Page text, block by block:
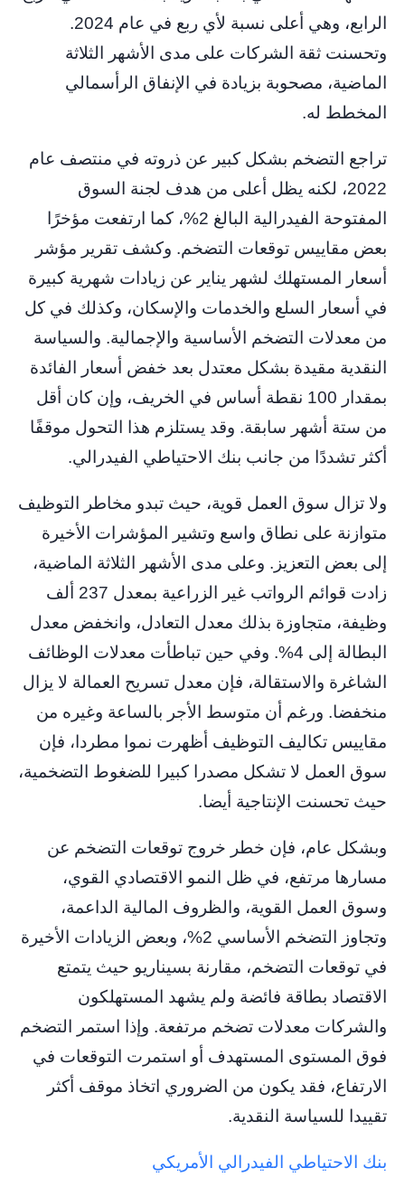
الرابع، وهي أعلى نسبة لأي ربع في عام 2024.
وتحسنت ثقة الشركات على مدى الأشهر الثلاثة
الماضية، مصحوبة بزيادة في الإنفاق الرأسمالي
المخطط له.
تراجع التضخم بشكل كبير عن ذروته في منتصف عام
2022، لكنه يظل أعلى من هدف لجنة السوق
المفتوحة الفيدرالية البالغ 2%، كما ارتفعت مؤخرًا
بعض مقاييس توقعات التضخم. وكشف تقرير مؤشر
أسعار المستهلك لشهر يناير عن زيادات شهرية كبيرة
في أسعار السلع والخدمات والإسكان، وكذلك في كل
من معدلات التضخم الأساسية والإجمالية. والسياسة
النقدية مقيدة بشكل معتدل بعد خفض أسعار الفائدة
بمقدار 100 نقطة أساس في الخريف، وإن كان أقل
من ستة أشهر سابقة. وقد يستلزم هذا التحول موقفًا
أكثر تشددًا من جانب بنك الاحتياطي الفيدرالي.
ولا تزال سوق العمل قوية، حيث تبدو مخاطر التوظيف
متوازنة على نطاق واسع وتشير المؤشرات الأخيرة
إلى بعض التعزيز. وعلى مدى الأشهر الثلاثة الماضية،
زادت قوائم الرواتب غير الزراعية بمعدل 237 ألف
وظيفة، متجاوزة بذلك معدل التعادل، وانخفض معدل
البطالة إلى 4%. وفي حين تباطأت معدلات الوظائف
الشاغرة والاستقالة، فإن معدل تسريح العمالة لا يزال
منخفضا. ورغم أن متوسط ​​الأجر بالساعة وغيره من
مقاييس تكاليف التوظيف أظهرت نموا مطردا، فإن
سوق العمل لا تشكل مصدرا كبيرا للضغوط التضخمية،
حيث تحسنت الإنتاجية أيضا.
وبشكل عام، فإن خطر خروج توقعات التضخم عن
مسارها مرتفع، في ظل النمو الاقتصادي القوي،
وسوق العمل القوية، والظروف المالية الداعمة،
وتجاوز التضخم الأساسي 2%، وبعض الزيادات الأخيرة
في توقعات التضخم، مقارنة بسيناريو حيث يتمتع
الاقتصاد بطاقة فائضة ولم يشهد المستهلكون
والشركات معدلات تضخم مرتفعة. وإذا استمر التضخم
فوق المستوى المستهدف أو استمرت التوقعات في
الارتفاع، فقد يكون من الضروري اتخاذ موقف أكثر
تقييدا ​​للسياسة النقدية.
بنك الاحتياطي الفيدرالي الأمريكي